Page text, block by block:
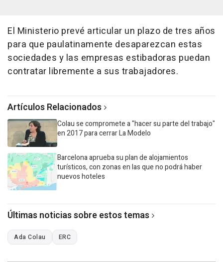
El Ministerio prevé articular un plazo de tres años
para que paulatinamente desaparezcan estas
sociedades y las empresas estibadoras puedan
contratar libremente a sus trabajadores.
Artículos Relacionados
Colau se compromete a "hacer su parte del trabajo"
en 2017 para cerrar La Modelo
Barcelona aprueba su plan de alojamientos
turísticos, con zonas en las que no podrá haber
nuevos hoteles
Últimas noticias sobre estos temas
Ada Colau ERC